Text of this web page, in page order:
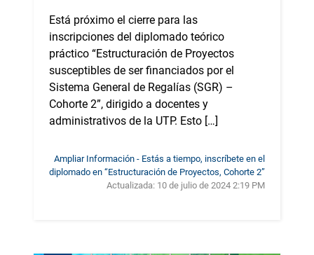
Está próximo el cierre para las
inscripciones del diplomado teórico
práctico “Estructuración de Proyectos
susceptibles de ser financiados por el
Sistema General de Regalías (SGR) –
Cohorte 2”, dirigido a docentes y
administrativos de la UTP. Esto […]
Ampliar Información - Estás a tiempo, inscríbete en el
diplomado en “Estructuración de Proyectos, Cohorte 2”
Actualizada: 10 de julio de 2024 2:19 PM